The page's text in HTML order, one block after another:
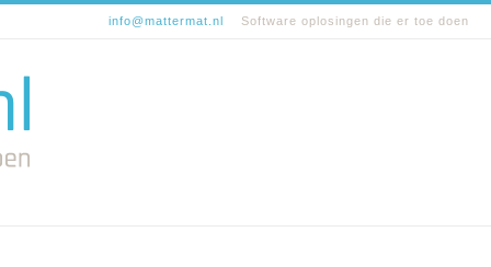
info@mattermat.nl Software oplosingen die er toe doen